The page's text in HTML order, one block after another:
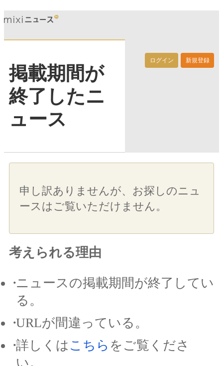
ログイン 新規登録
掲載期間が
終了したニ
ュース
申し訳ありませんが、お探しのニュ
ースはご覧いただけません。
考えられる理由
ニュースの掲載期間が終了してい
る。
URLが間違っている。
詳しくは こちら をご覧くださ
い。